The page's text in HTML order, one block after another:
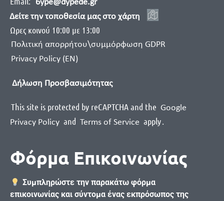
6ype@dypede.gr
Δείτε την τοποθεσία μας στο χάρτη
Ωρες κοινού 10:00 με 13:00
Πολιτική απορρήτου\συμμόρφωση GDPR
Privacy Policy (EN)
Δήλωση Προσβασιμότητας
This site is protected by reCAPTCHA and the Google
Privacy Policy and Terms of Service apply.
Φόρμα Επικοινωνίας
Συμπληρώστε την παρακάτω φόρμα
επικοινωνίας και σύντομα ένας εκπρόσωπος της